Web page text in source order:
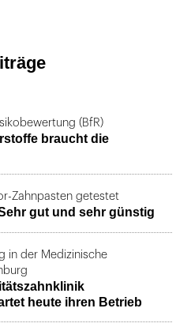
(BfR)
braucht die
Zahnpasten getestet
gut und sehr günstig
in der Medizinische
heute ihren Betrieb